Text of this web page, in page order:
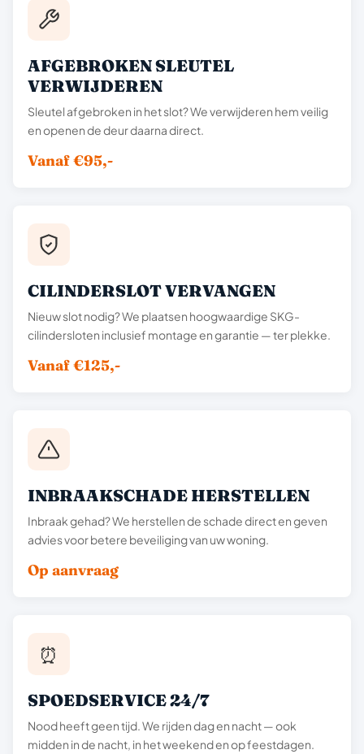
AFGEBROKEN SLEUTEL
VERWIJDEREN
Sleutel afgebroken in het slot? We verwijderen hem veilig
en openen de deur daarna direct.
Vanaf €95,-
CILINDERSLOT VERVANGEN
Nieuw slot nodig? We plaatsen hoogwaardige SKG-
cilindersloten inclusief montage en garantie — ter plekke.
Vanaf €125,-
INBRAAKSCHADE HERSTELLEN
Inbraak gehad? We herstellen de schade direct en geven
advies voor betere beveiliging van uw woning.
Op aanvraag
⏰
SPOEDSERVICE 24/7
Nood heeft geen tijd. We rijden dag en nacht — ook
midden in de nacht, in het weekend en op feestdagen.